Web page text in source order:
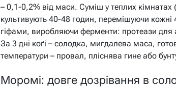
– 0,1-0,2% від маси. Суміш у теплих кімнатах
культивують 40-48 годин, перемішуючи
гіфами, виробляючи ферменти: протеази для
За 3 дні коґі – солодка, мигдалева маса,
температури – провал, пліснява гине або
Моромі: довге дозрівання в